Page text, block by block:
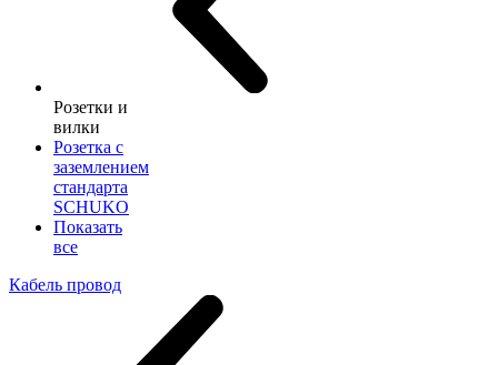
Розетки и
вилки
Розетка с
заземлением
стандарта
SCHUKO
Показать
все
Кабель провод